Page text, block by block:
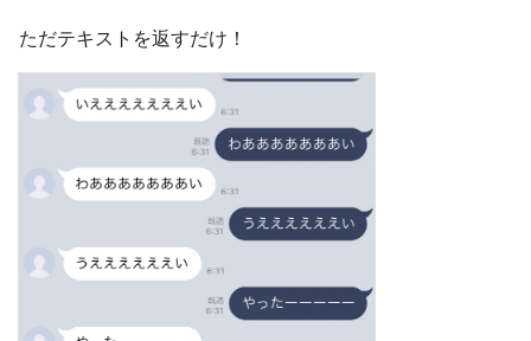
ただテキストを返すだけ！